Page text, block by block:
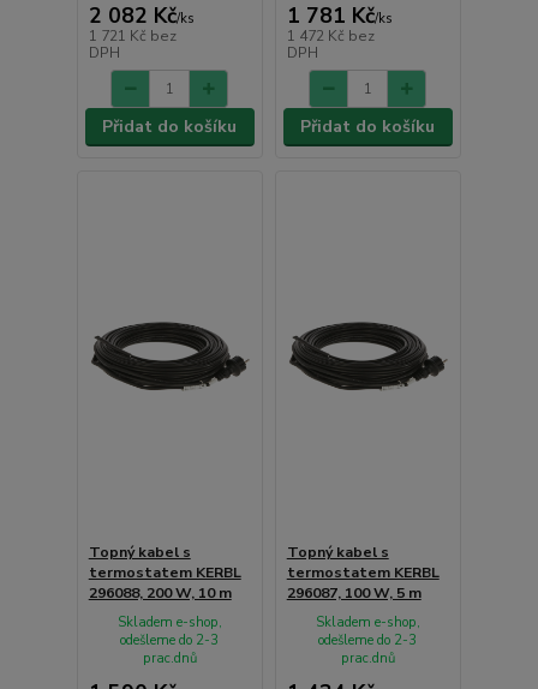
2 082 Kč/ks
1 721 Kč bez
DPH
Přidat do košíku
1 781 Kč/ks
1 472 Kč bez
DPH
Přidat do košíku
Topný kabel s
termostatem KERBL
296088, 200 W, 10 m
Skladem e-shop,
odešleme do 2-3
prac.dnů
Topný kabel s
termostatem KERBL
296087, 100 W, 5 m
Skladem e-shop,
odešleme do 2-3
prac.dnů